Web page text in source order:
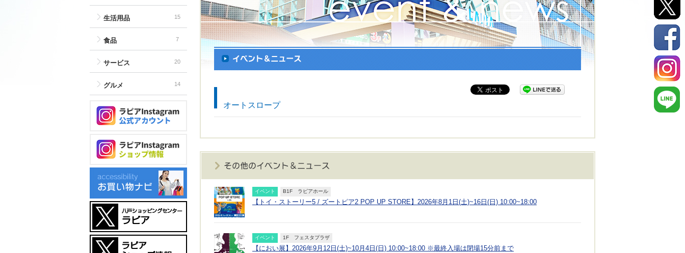
生活用品 15
食品 7
サービス 20
グルメ 14
オートスロープ
イベント B1F ラピアホール
【トイ・ストーリー5 / ズートピア2 POP UP STORE】2026年8月1日(土)~16日(日) 10:00~18:00
イベント 1F フェスタプラザ
【におい展】2026年9月12日(土)~10月4日(日) 10:00~18:00 ※最終入場は閉場15分前まで